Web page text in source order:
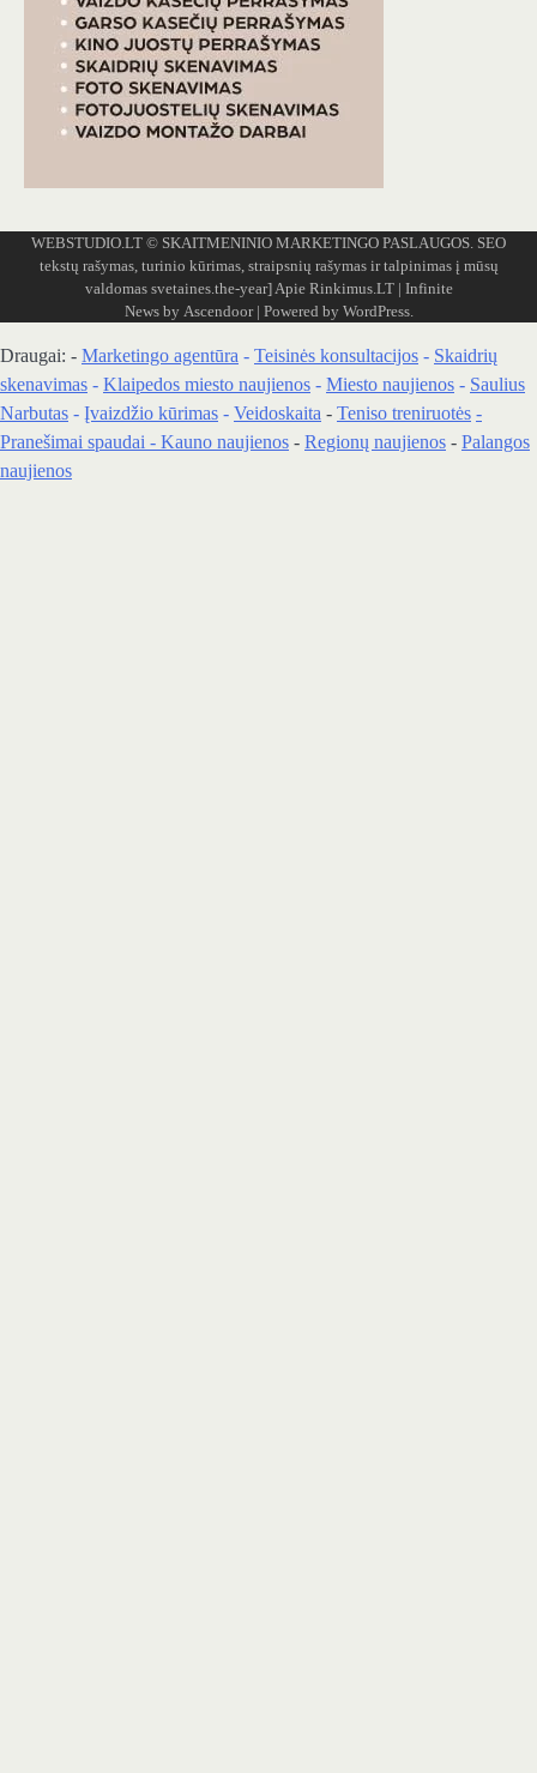
WEBSTUDIO.LT © SKAITMENINIO MARKETINGO PASLAUGOS. SEO
tekstų rašymas, turinio kūrimas, straipsnių rašymas ir talpinimas į mūsų
valdomas svetaines.the-year] Apie Rinkimus.LT| Infinite
News by Ascendoor| Powered by WordPress.
Draugai: - Marketingo agentūra - Teisinės konsultacijos - Skaidrių
skenavimas - Klaipedos miesto naujienos - Miesto naujienos - Saulius
Narbutas - Įvaizdžio kūrimas - Veidoskaita - Teniso treniruotės -
Pranešimai spaudai - Kauno naujienos - Regionų naujienos - Palangos
naujienos